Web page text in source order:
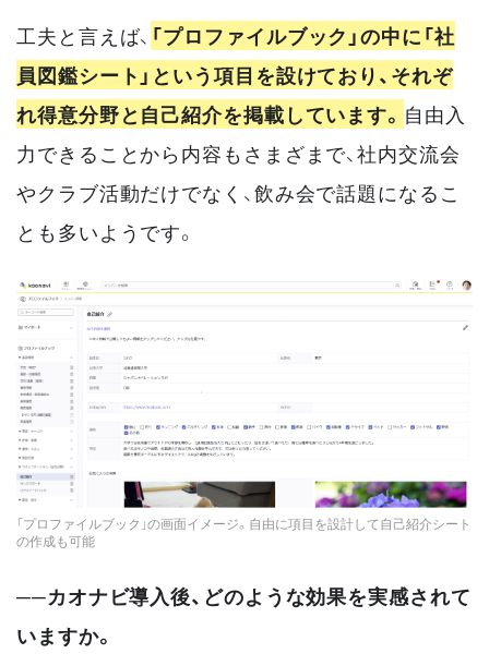
工夫と言えば、 「プロファイルブック」の中に「社
員図鑑シート」という項目を設けており、それぞ
れ得意分野と自己紹介を掲載しています。 自由入
力できることから内容もさまざまで、社内交流会
やクラブ活動だけでなく、飲み会で話題になるこ
とも多いようです。
「プロファイルブック」の画面イメージ。自由に項目を設計して自己紹介シート
の作成も可能
──カオナビ導入後、どのような効果を実感されて
いますか。